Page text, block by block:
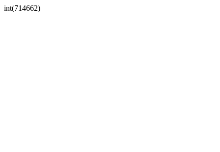
int(714662)